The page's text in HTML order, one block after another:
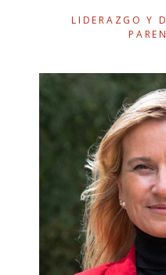
LIDERAZGO Y